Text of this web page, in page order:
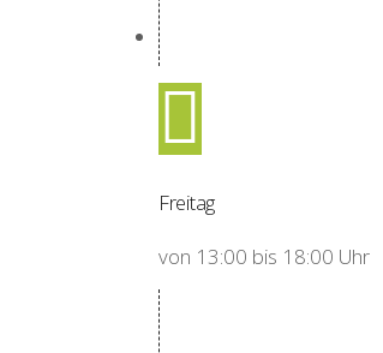
Freitag
von 13:00 bis 18:00 Uhr